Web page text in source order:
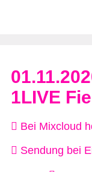
1LIVE
Bei Mixcloud
Sendung bei